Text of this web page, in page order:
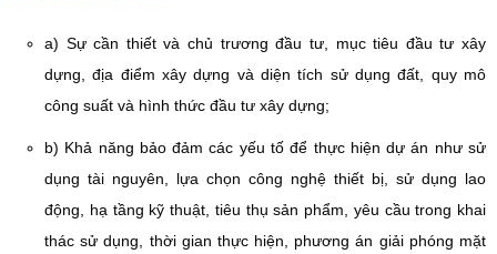
a) Sự cần thiết và chủ trương đầu tư, mục tiêu đầu tư xây
dựng, địa điểm xây dựng và diện tích sử dụng đất, quy mô
công suất và hình thức đầu tư xây dựng;
b) Khả năng bảo đảm các yếu tố để thực hiện dự án như sử
dụng tài nguyên, lựa chọn công nghệ thiết bị, sử dụng lao
động, hạ tầng kỹ thuật, tiêu thụ sản phẩm, yêu cầu trong khai
thác sử dụng, thời gian thực hiện, phương án giải phóng mặt